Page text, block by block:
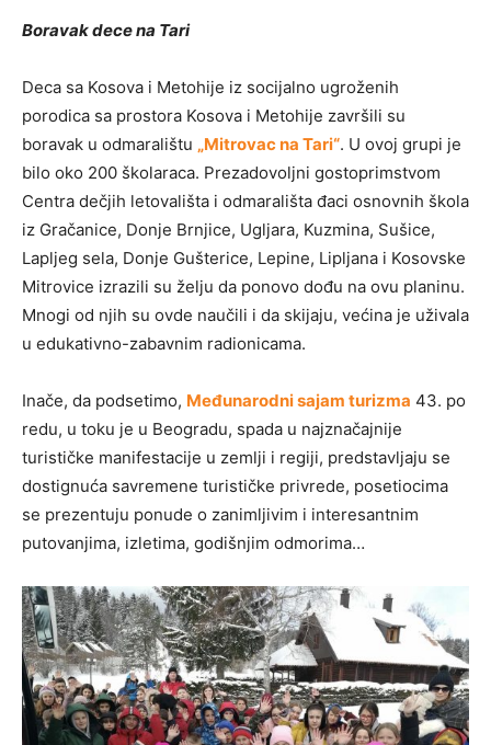
Boravak dece na Tari
Deca sa Kosova i Metohije iz socijalno ugroženih
porodica sa prostora Kosova i Metohije završili su
boravak u odmaralištu „Mitrovac na Tari“. U ovoj grupi je
bilo oko 200 školaraca. Prezadovoljni gostoprimstvom
Centra dečjih letovališta i odmarališta đaci osnovnih škola
iz Gračanice, Donje Brnjice, Ugljara, Kuzmina, Sušice,
Lapljeg sela, Donje Gušterice, Lepine, Lipljana i Kosovske
Mitrovice izrazili su želju da ponovo dođu na ovu planinu.
Mnogi od njih su ovde naučili i da skijaju, većina je uživala
u edukativno-zabavnim radionicama.
Inače, da podsetimo, Međunarodni sajam turizma 43. po
redu, u toku je u Beogradu, spada u najznačajnije
turističke manifestacije u zemlji i regiji, predstavljaju se
dostignuća savremene turističke privrede, posetiocima
se prezentuju ponude o zanimljivim i interesantnim
putovanjima, izletima, godišnjim odmorima…